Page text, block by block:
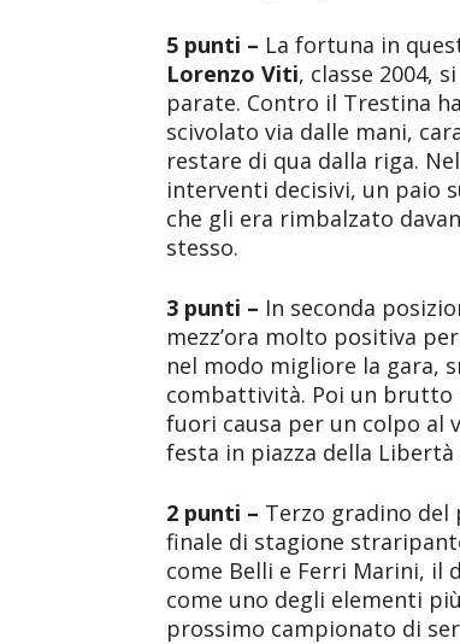
5 punti – La fortuna in
Lorenzo Viti, classe 2004,
parate. Contro il Trestina
scivolato via dalle mani,
restare di qua dalla riga.
interventi decisivi, un paio
che gli era rimbalzato
stesso.
3 punti – In seconda
mezz’ora molto positiva
nel modo migliore la gara,
combattività. Poi un brutto
fuori causa per un colpo al
festa in piazza della
2 punti – Terzo gradino del
finale di stagione
come Belli e Ferri Marini, il
come uno degli elementi
prossimo campionato di